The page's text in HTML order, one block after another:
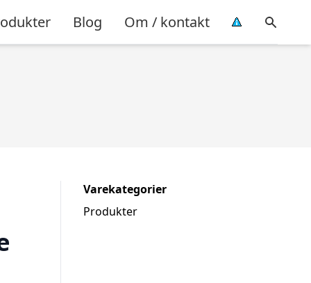
Blog Om / kontakt
Varekategorier
Produkter